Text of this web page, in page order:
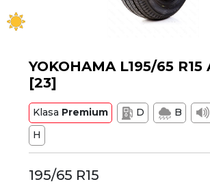
YOKOHAMA L195/65 R15
[23]
Klasa Premium D B
H
195/65 R15